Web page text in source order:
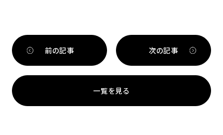
前の記事
一覧を見る
次の記事